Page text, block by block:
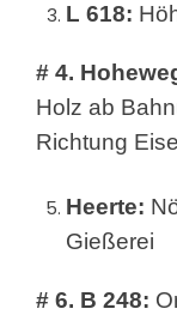
L 618:
# 4.
Holz ab
Richtung
Heerte:
Gießerei
# 6. B 248: